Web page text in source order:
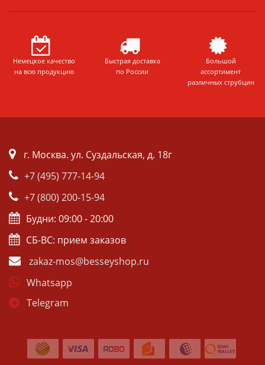
Немецкое качество
на всю продукцию
Быстрая доставка
по России
Большой
ассортимент
различных струбцин
г. Москва. ул. Суздальская, д. 18г
+7 (495) 777-14-94
+7 (800) 200-15-94
Будни: 09:00 - 20:00
СБ-ВС: прием заказов
zakaz-mos@besseyshop.ru
Whatsapp
Telegram